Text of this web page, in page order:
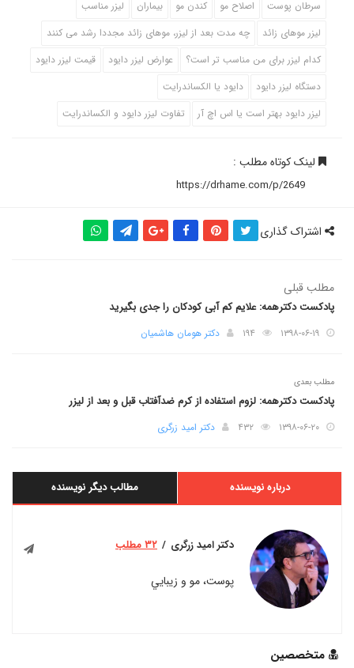
سرطان پوست
اصلاح مو کندن مو بیماران
لیزر مناسب
لیزر موهای زائد
چه مدت بعد از لیزر، موهای زائد مجددا رشد می کنند
کدام لیزر برای من مناسب تر است؟
عوارض لیزر دایود
قیمت لیزر دایود
دستگاه لیزر دایود
دایود یا الکساندرایت
لیزر دایود بهتر است یا اس اچ آر
تفاوت لیزر دایود و الکساندرایت
لینک کوتاه مطلب :
اشتراک گذاری
مطلب قبلی
پادکست دکترهمه: علایم کم آبی کودکان را جدی بگیرید
۱۳۹۸-۰۶-۱۹ ۱۹۴ دکتر هومان هاشمیان
مطلب بعدی
پادکست دکترهمه: لزوم استفاده از کرم ضدآفتاب قبل و بعد از لیزر
۱۳۹۸-۰۶-۲۰ ۴۳۲ دکتر امید زرگری
مطالب دیگر نویسنده درباره نویسنده
دکتر امید زرگری ۳۲ مطلب
پوست، مو و زيبايي
متخصصین